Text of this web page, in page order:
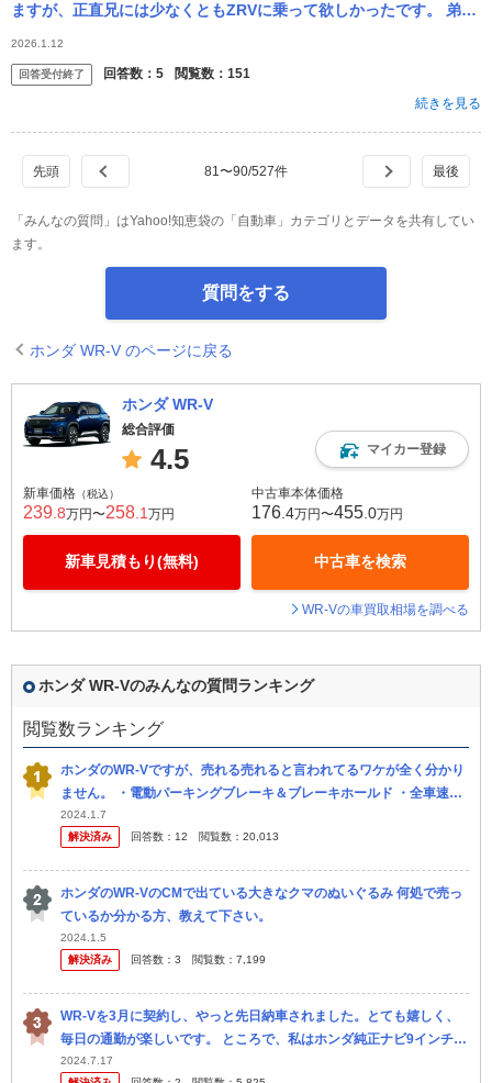
ますが、正直兄には少なくともZRVに乗って欲しかったです。 弟よ
り格下の車に乗ってる兄を情けないと思いますがみなさんはどう思
い...
2026.1.12
回答受付終了 回答数： 5 閲覧数： 151
続きを見る
81 〜90/527件
「みんなの質問」はYahoo!知恵袋の「自動車」カテゴリとデータを共有してい
ます。
質問をする
ホンダ WR-V のページに戻る
ホンダ WR-V
総合評価
4.5 マイカー登録
新車価格 （税込）
239 .8万円〜258 .1 万円
新車見積もり(無料)
中古車本体価格
176 .4万円〜455 .0万円
中古車を検索
WR-Vの車買取相場を調べる
ホンダ WR-Vのみんなの質問ランキング
閲覧数ランキング
ホンダのWR-Vですが、売れる売れると言われてるワケが全く分かり
ません。 ・電動パーキングブレーキ＆ブレーキホールド ・全車速対
応ACC ・ブラインドスポットモニター 最近では普通車なら当然レ
ベ...
2024.1.7
解決済み
回答数： 12 閲覧数： 20,013
ホンダのWR-VのCMで出ている大きなクマのぬいぐるみ 何処で売っ
ているか分かる方、教えて下さい。
2024.1.5
解決済み
回答数： 3 閲覧数： 7,199
WR-Vを3月に契約し、やっと先日納車されました。とても嬉しく、
毎日の通勤が楽しいです。 ところで、私はホンダ純正ナビ9インチを
ディーラーオプションで付けましたが、やはり以前の車でDVDがつ
2024.7.17